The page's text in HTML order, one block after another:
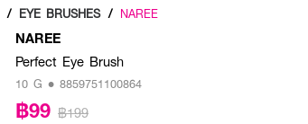
/ EYE BRUSHES / NAREE
NAREE
Perfect Eye Brush
10 G • 8859751100864
฿99 ฿199